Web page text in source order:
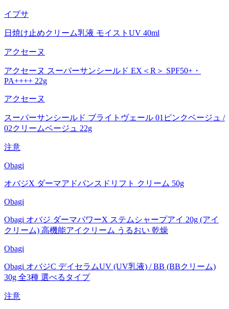
イプサ
日焼け止めクリーム乳液 モイストUV 40ml
アクセーヌ
アクセーヌ スーパーサンシールド EX＜R＞ SPF50+・
PA++++ 22g
アクセーヌ
スーパーサンシールド ブライトヴェール 01ピンクベージュ /
02クリームベージュ 22g
注意
Obagi
オバジX ダーマアドバンスドリフト クリーム 50g
Obagi
Obagi オバジ ダーマパワーX ステムシャープアイ 20g (アイ
クリーム) 高機能アイクリーム うるおい 乾燥
Obagi
Obagi オバジC デイセラムUV (UV乳液) / BB (BBクリーム)
30g 全3種 選べるタイプ
注意